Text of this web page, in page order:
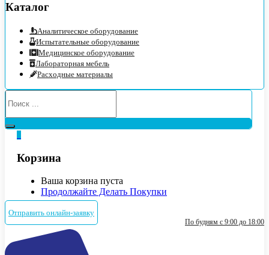
Каталог
Аналитическое оборудование
Испытательные оборудование
Медицинское оборудование
Лабораторная мебель
Расходные материалы
Корзина
Ваша корзина пуста
Продолжайте Делать Покупки
Отправить онлайн-заявку
По будням с 9:00 до 18:00